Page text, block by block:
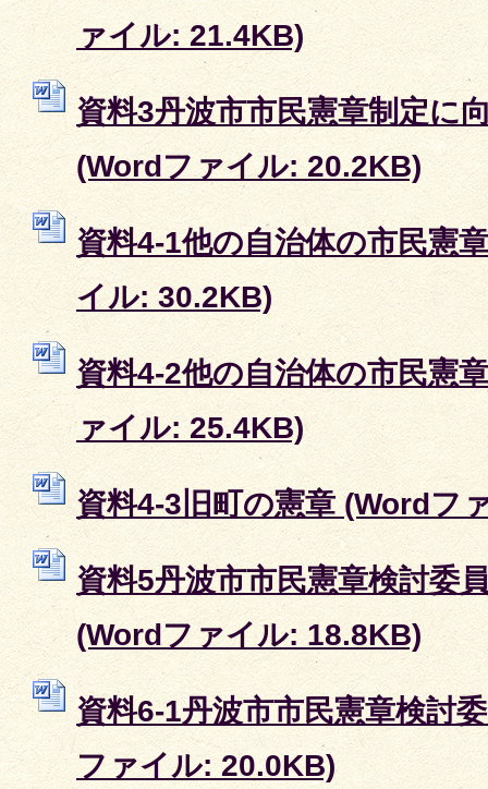
ァイル: 21.4KB)
資料3丹波市市民憲章制定に
(Wordファイル: 20.2KB)
資料4-1他の自治体の市民憲
イル: 30.2KB)
資料4-2他の自治体の市民憲
ァイル: 25.4KB)
資料4-3旧町の憲章 (Wordフ
資料5丹波市市民憲章検討委
(Wordファイル: 18.8KB)
資料6-1丹波市市民憲章検討
ファイル: 20.0KB)